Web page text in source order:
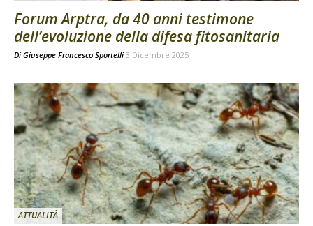
Forum Arptra, da 40 anni testimone
dell’evoluzione della difesa fitosanitaria
Di Giuseppe Francesco Sportelli 3 Dicembre 2025
ATTUALITÀ